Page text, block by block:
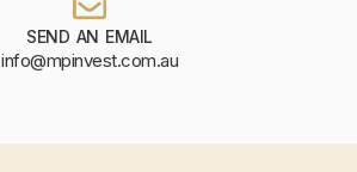
SEND AN EMAIL
info@mpinvest.com.au